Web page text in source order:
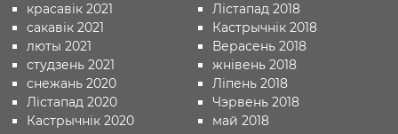
красавік 2021
сакавік 2021
люты 2021
студзень 2021
снежань 2020
Лістапад 2020
Кастрычнік 2020
Лістапад 2018
Кастрычнік 2018
Верасень 2018
жнівень 2018
Ліпень 2018
Чэрвень 2018
май 2018